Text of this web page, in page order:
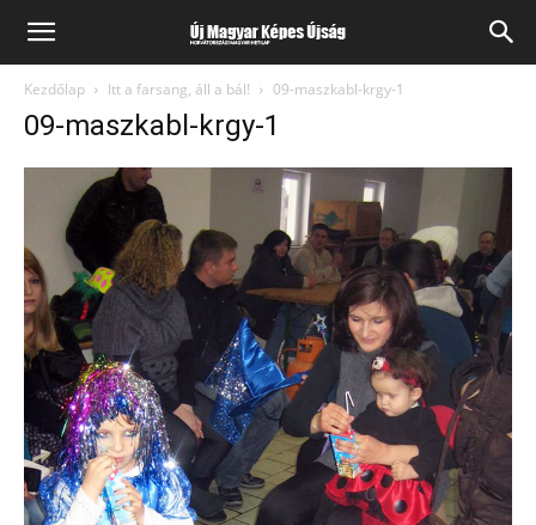
Kezdőlap Itt a farsang, áll a bál! 09-maszkabl-krgy-1
09-maszkabl-krgy-1